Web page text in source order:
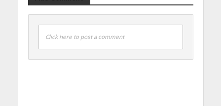
Click here to post a comment